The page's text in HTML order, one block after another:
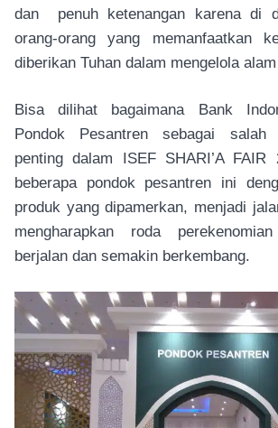
dan penuh ketenangan karena di
orang-orang yang memanfaatkan
diberikan Tuhan dalam mengelola
Bisa dilihat bagaimana Bank
Pondok Pesantren sebagai salah
penting dalam ISEF SHARI’A FAIR
beberapa pondok pesantren ini
produk yang dipamerkan, menjadi
mengharapkan roda
berjalan dan semakin berkembang.